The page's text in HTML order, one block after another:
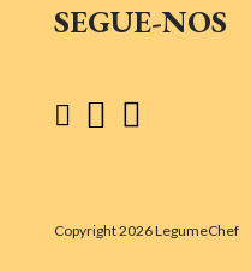
SEGUE-NOS
  
Copyright 2026 LegumeChef